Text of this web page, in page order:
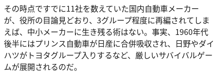
その時点ですでに11社を数えていた国内自動車メーカー
が、役所の目論見どおり、3グループ程度に再編されてしま
えば、中小メーカーに生き残る術はない。事実、1960年代
後半にはプリンス自動車が日産に合併吸収され、日野やダイ
ハツがトヨタグループ入りするなど、厳しいサバイバルゲー
ムが展開されるのだ。